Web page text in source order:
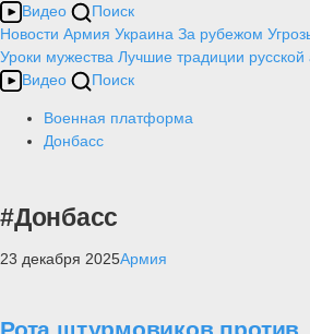
Видео
Поиск
Новости Армия Украина За рубежом
Уроки мужества Лучшие традиции
Видео
Поиск
Военная платформа
Донбасс
#Донбасс
23 декабря 2025Армия
Рота штурмовиков против